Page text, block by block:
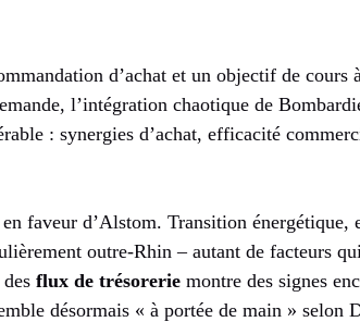
d’achat et un objectif de cours
l’intégration chaotique de
: synergies d’achat, efficacité
faveur d’Alstom. Transition énergétique,
outre-Rhin – autant de facteurs
flux de trésorerie montre des signes
désormais « à portée de main » selon